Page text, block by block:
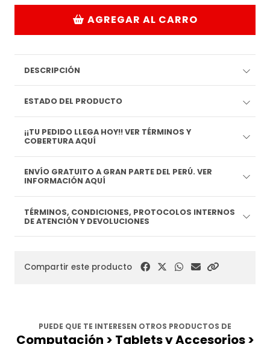
AGREGAR AL CARRO
DESCRIPCIÓN
ESTADO DEL PRODUCTO
¡¡TU PEDIDO LLEGA HOY!! VER TÉRMINOS Y
COBERTURA AQUÍ
ENVÍO GRATUITO A GRAN PARTE DEL PERÚ. VER
INFORMACIÓN AQUÍ
TÉRMINOS, CONDICIONES, PROTOCOLOS INTERNOS
DE ATENCIÓN Y DEVOLUCIONES
Compartir este producto
PUEDE QUE TE INTERESEN OTROS PRODUCTOS DE
Computación > Tablets y Accesorios >